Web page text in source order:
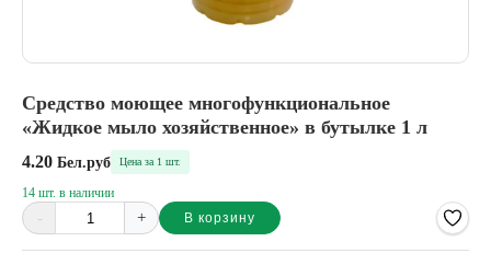
Средство моющее многофункциональное
«Жидкое мыло хозяйственное» в бутылке 1 л
4.20 Бел.руб Цена за 1 шт.
14 шт. в наличии
- + В корзину
Alternative: